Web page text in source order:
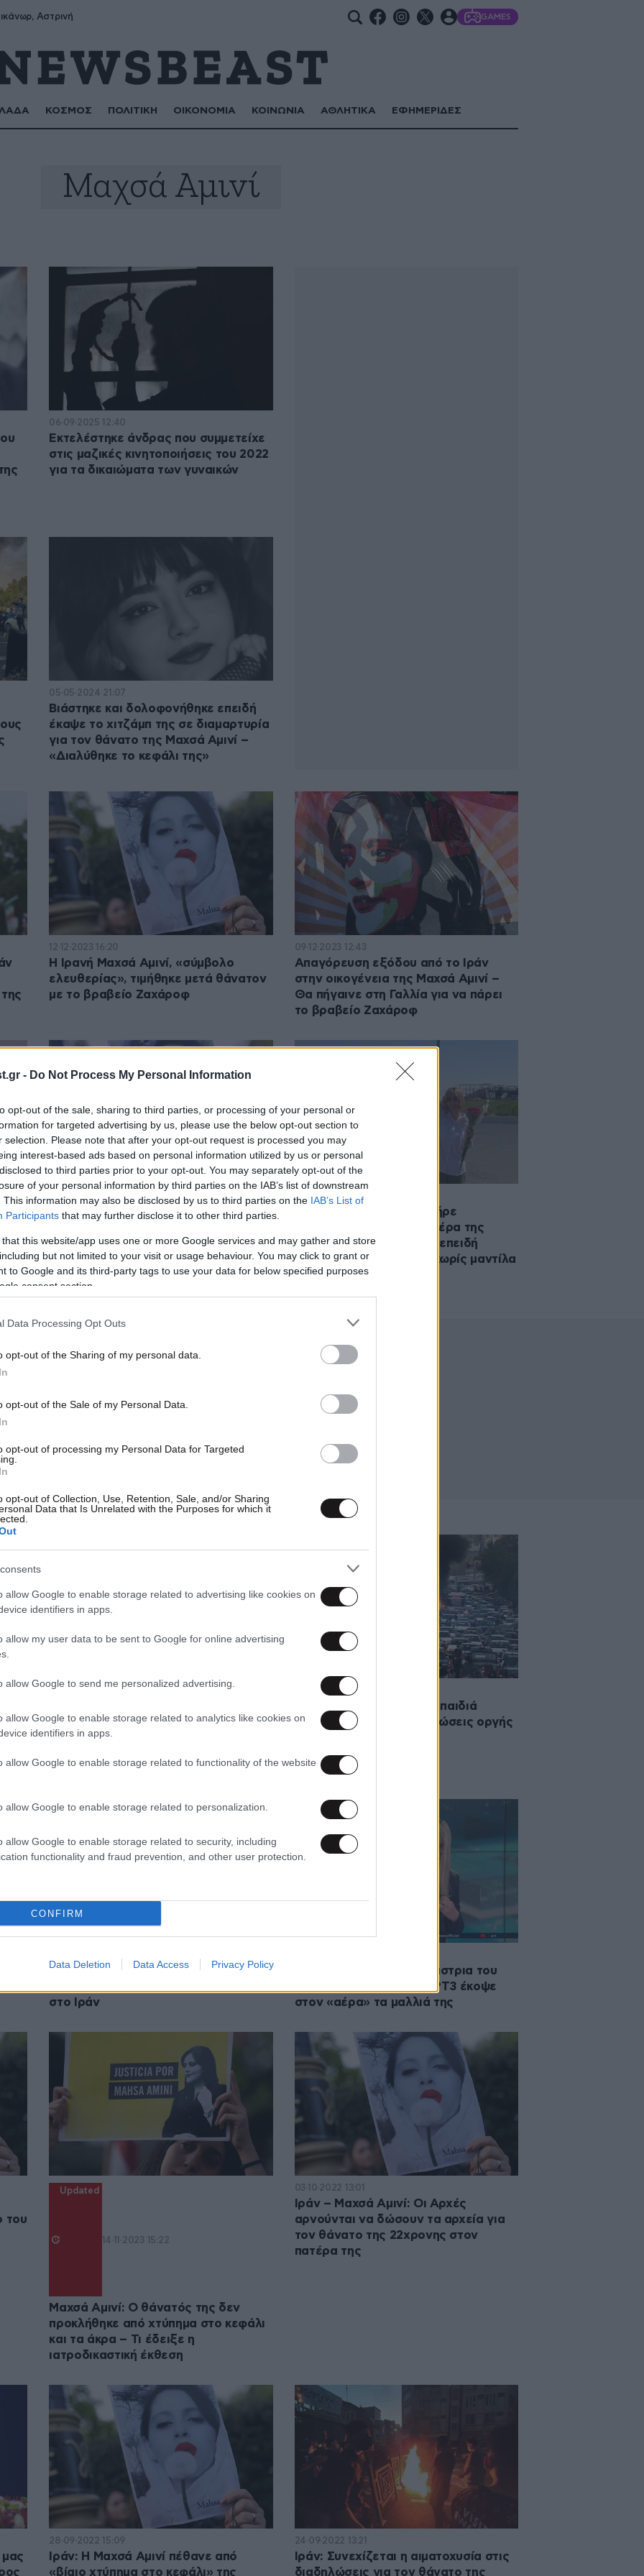
- Do Not Process My Personal Information
opt-out of the sale, sharing to third parties, or processing of your personal or
for targeted advertising by us, please use the below opt-out section to
selection. Please note that after your opt-out request is processed you may
interest-based ads based on personal information utilized by us or personal
to third parties prior to your opt-out. You may separately opt-out of the
of your personal information by third parties on the IAB’s list of downstream
This information may also be disclosed by us to third parties on the IAB’s List of
Participants that may further disclose it to other third parties.
that this website/app uses one or more Google services and may gather and store
but not limited to your visit or usage behaviour. You may click to grant or
to Google and its third-party tags to use your data for below specified purposes
consent section.
Data Processing Opt Outs
opt-out of the Sharing of my personal data.
opt-out of the Sale of my Personal Data.
opt-out of processing my Personal Data for Targeted
opt-out of Collection, Use, Retention, Sale, and/or Sharing
Data that Is Unrelated with the Purposes for which it
allow Google to enable storage related to advertising like cookies on
identifiers in apps.
allow my user data to be sent to Google for online advertising
allow Google to send me personalized advertising.
allow Google to enable storage related to analytics like cookies on
identifiers in apps.
allow Google to enable storage related to functionality of the website
allow Google to enable storage related to personalization.
allow Google to enable storage related to security, including
functionality and fraud prevention, and other user protection.
CONFIRM
Data Deletion Data Access Privacy Policy
Αστρινή GAMES
ΚΟΣΜΟΣ ΠΟΛΙΤΙΚΗ ΟΙΚΟΝΟΜΙΑ ΚΟΙΝΩΝΙΑ ΑΘΛΗΤΙΚΑ ΕΦΗΜΕΡΙΔΕΣ
Μαχσά Αμινί
06·09·2025 12:40
Εκτελέστηκε άνδρας που συμμετείχε
στις μαζικές κινητοποιήσεις του 2022
για τα δικαιώματα των γυναικών
05·05·2024 21:07
Βιάστηκε και δολοφονήθηκε επειδή
έκαψε το χιτζάμπ της σε διαμαρτυρία
για τον θάνατο της Μαχσά Αμινί –
«Διαλύθηκε το κεφάλι της»
12·12·2023 16:20
Η Ιρανή Μαχσά Αμινί, «σύμβολο
ελευθερίας», τιμήθηκε μετά θάνατον
με το βραβείο Ζαχάροφ
09·12·2023 12:43
Απαγόρευση εξόδου από το Ιράν
στην οικογένεια της Μαχσά Αμινί –
Θα πήγαινε στη Γαλλία για να πάρει
το βραβείο Ζαχάροφ
στο
19·10·2023 15:13
H Μαχσά Αμινί και το κίνημα γυναικών
Ζαχάροφ
30·08·2023 23:56
Η δημοσιογράφος που πήρε
συνέντευξη από τον πατέρα της
Μαχσά Αμινί συνελήφθη επειδή
εμφανίστηκε δημοσίως χωρίς μαντίλα
24·05·2023 23:01
Αμινί: Έσπασαν το τζάμι της
φωτογραφίας πάνω στο μνήμα
18·10·2022 13:46
Μαχσά Αμινί: Έως και 23 παιδιά
σκοτώθηκαν στις διαδηλώσεις οργής
Μαχσά Αμινί: Τουλάχιστον 108 νεκροί
στο Ιράν
Μαχσά Αμινί: Η παρουσιάστρια του
δελτίου ειδήσεων της ΕΡΤ3 έκοψε
στον «αέρα» τα μαλλιά της
του
Updated
14·11·2023 15:22
Μαχσά Αμινί: Ο θάνατός της δεν
προκλήθηκε από χτύπημα στο κεφάλι
και τα άκρα – Τι έδειξε η
ιατροδικαστική έκθεση
03·10·2022 13:01
Ιράν – Μαχσά Αμινί: Οι Αρχές
αρνούνται να δώσουν τα αρχεία για
τον θάνατο της 22χρονης στον
πατέρα της
μας
28·09·2022 15:09
Ιράν: Η Μαχσά Αμινί πέθανε από
«βίαιο χτύπημα στο κεφάλι» της
24·09·2022 13:21
Ιράν: Συνεχίζεται η αιματοχυσία στις
διαδηλώσεις για τον θάνατο της